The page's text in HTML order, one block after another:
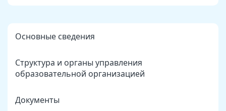
Основные сведения
Структура и органы управления
образовательной организацией
Документы